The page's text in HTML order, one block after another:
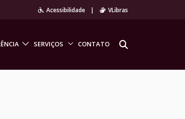
Acessibilidade | VLibras
SERVIÇOS CONTATO